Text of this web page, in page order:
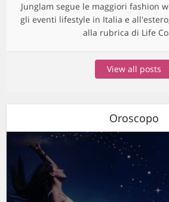
Junglam segue le maggiori fashion
gli eventi lifestyle in Italia e
alla rubrica di Life
View all posts
Oroscopo